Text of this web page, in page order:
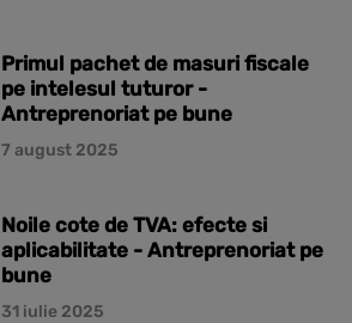
Primul pachet de masuri fiscale
pe intelesul tuturor -
Antreprenoriat pe bune
7 august 2025
Noile cote de TVA: efecte si
aplicabilitate - Antreprenoriat pe
bune
31 iulie 2025